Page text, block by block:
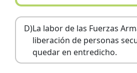
D)La labor de las Fuerzas
liberación de personas
quedar en entredicho.